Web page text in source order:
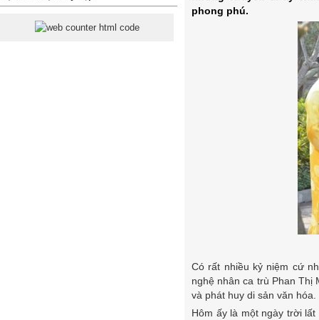
phong phú.
Có rất nhiều kỷ niệm cứ
nghệ nhân ca trù Phan Thị
và phát huy di sản văn hóa.
Hôm ấy là một ngày trời